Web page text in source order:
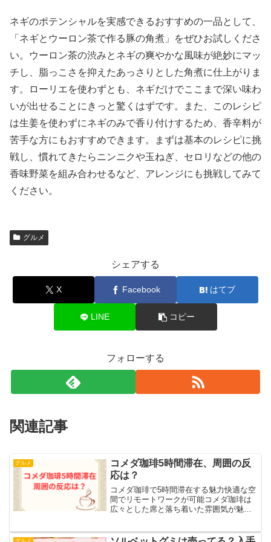
ネギのポテンシャルを実感できるおすすめの一品として、
「ネギとウーロン茶で作る豚の角煮」をぜひお試しくださ
い。ウーロン茶の渋みとネギの爽やかな風味が絶妙にマッ
チし、脂っこさを抑えたあっさりとした角煮に仕上がりま
す。ローリエを使わずとも、ネギだけでここまで深い味わ
いが出せることにきっと驚くはずです。また、このレシピ
は生姜を使わずにネギのみで香り付けするため、香辛料が
苦手な方にもおすすめできます。まずは基本のレシピに挑
戦し、慣れてきたらニンニクや玉ねぎ、セロリなどの他の
香味野菜を組み合わせるなど、アレンジにも挑戦してみて
ください。
グルメ
シェアする
X Facebook はてブ
LINE コピー
フォローする
関連記事
グルメ
コメダ珈琲5時間滞在、周囲の反
応は？
コメダ珈琲で5時間滞在する魅力快適な空
間でリモートワークが可能コメダ珈琲は
広々とした席と落ち着いた雰囲気が魅力
ングのようにくつろぎながら作業がで